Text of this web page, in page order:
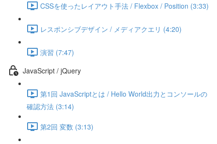
CSSを使ったレイアウト手法 / Flexbox / Position (3:33)
レスポンシブデザイン / メディアクエリ (4:20)
演習 (7:47)
JavaScript / jQuery
第1回 JavaScriptとは / Hello World出力とコンソールの
確認方法 (3:14)
第2回 変数 (3:13)